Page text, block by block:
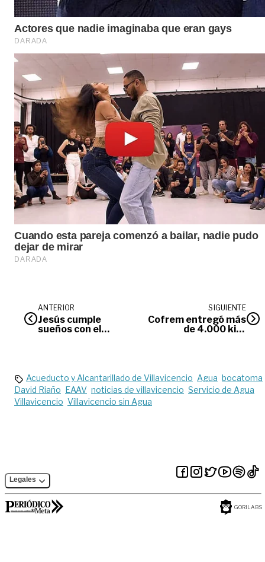
ANTERIOR
Jesús cumple
sueños con el
SIGUIENTE
Cofrem entregó más
de 4.000 kits
Acueducto y Alcantarillado de Villavicencio Agua bocatoma
David Riaño EAAV noticias de villavicencio Servicio de Agua
Villavicencio Villavicencio sin Agua
Legales
GORILABS